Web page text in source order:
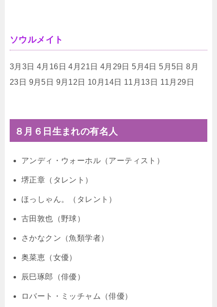
ソウルメイト
3月3日 4月16日 4月21日 4月29日 5月4日 5月5日 8月
23日 9月5日 9月12日 10月14日 11月13日 11月29日
８月６日生まれの有名人
アンディ・ウォーホル（アーティスト）
堺正章（タレント）
ほっしゃん。（タレント）
古田敦也（野球）
さかなクン（魚類学者）
奥菜恵（女優）
辰巳琢郎（俳優）
ロバート・ミッチャム（俳優）